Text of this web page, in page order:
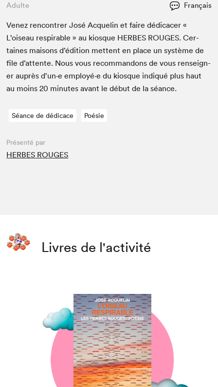
Adulte Français
Venez ren­con­tr­er José Acquelin et faire dédi­cac­er «
L’oiseau res­pirable » au kiosque HERBES ROUGES. Cer­
taines maisons d’édi­tion met­tent en place un sys­tème de
file d’at­tente. Nous vous recom­man­dons de vous ren­seign­
er auprès d’un·e employé·e du kiosque indiqué plus haut
au moins20 min­utes avant le début de la séance.
Séance de dédicace Poésie
Présenté par
HERBES ROUGES
Livres de l'activité